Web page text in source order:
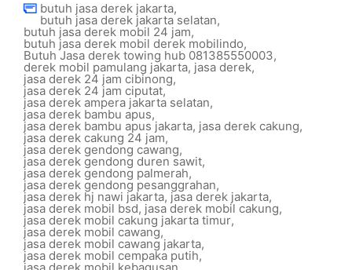
butuh jasa derek jakarta,
butuh jasa derek jakarta selatan,
butuh jasa derek mobil 24 jam,
butuh jasa derek mobil derek mobilindo,
Butuh Jasa derek towing hub 081385550003,
derek mobil pamulang jakarta, jasa derek,
jasa derek 24 jam cibinong,
jasa derek 24 jam ciputat,
jasa derek ampera jakarta selatan,
jasa derek bambu apus,
jasa derek bambu apus jakarta, jasa derek cakung,
jasa derek cakung 24 jam,
jasa derek gendong cawang,
jasa derek gendong duren sawit,
jasa derek gendong palmerah,
jasa derek gendong pesanggrahan,
jasa derek hj nawi jakarta, jasa derek jakarta,
jasa derek mobil bsd, jasa derek mobil cakung,
jasa derek mobil cakung jakarta timur,
jasa derek mobil cawang,
jasa derek mobil cawang jakarta,
jasa derek mobil cempaka putih,